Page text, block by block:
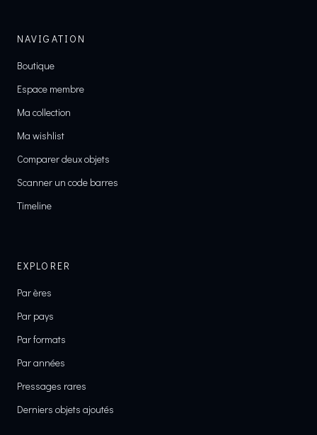
NAVIGATION
Boutique
Espace membre
Ma collection
Ma wishlist
Comparer deux objets
Scanner un code barres
Timeline
EXPLORER
Par ères
Par pays
Par formats
Par années
Pressages rares
Derniers objets ajoutés